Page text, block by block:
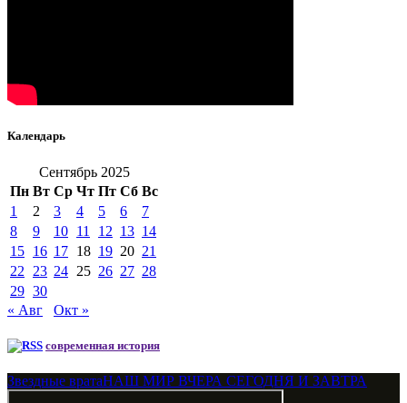
Календарь
Сентябрь 2025
Пн Вт Ср Чт Пт Сб Вс
1
2 3 4 5 6
7
8
9 10 11 12 13 14
15 16 17 18 19 20 21
22
23 24 25 26 27 28
29 30
« Авг
Окт »
современная история
Звездные вратаНАШ МИР ВЧЕРА СЕГОДНЯ И ЗАВТРА